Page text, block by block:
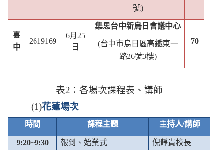
號)
臺
中
2619169
6月 25
日
集思台中新烏日會議中心
(台中市烏日區高鐵東一
路26號3樓)
70
表2 ：各場次課程表、講師
(1)花蓮場次
時間 課程主題 主持人/講師
9:20~9:30 報到、始業式 倪靜貴校長